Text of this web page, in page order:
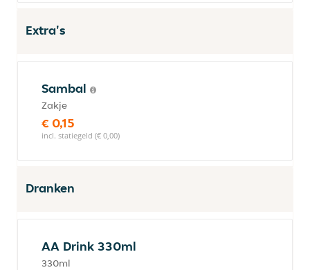
Extra's
Sambal
Zakje
€ 0,15
incl. statiegeld (€ 0,00)
Dranken
AA Drink 330ml
330ml